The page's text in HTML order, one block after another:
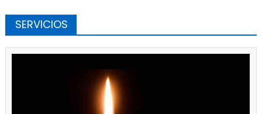
SERVICIOS